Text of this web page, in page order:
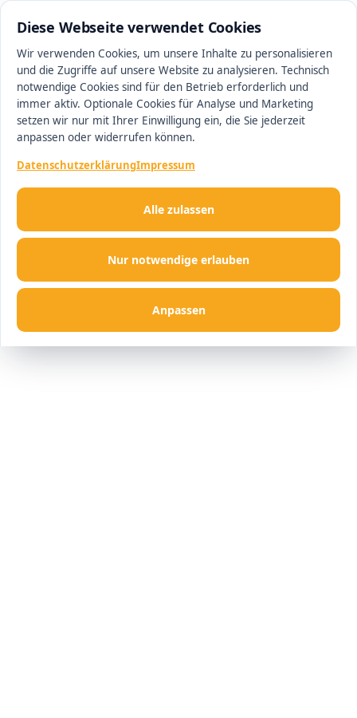
Diese Webseite verwendet Cookies
Wir verwenden Cookies, um unsere Inhalte zu personalisieren
und die Zugriffe auf unsere Website zu analysieren. Technisch
notwendige Cookies sind für den Betrieb erforderlich und
immer aktiv. Optionale Cookies für Analyse und Marketing
setzen wir nur mit Ihrer Einwilligung ein, die Sie jederzeit
anpassen oder widerrufen können.
DatenschutzerklärungImpressum
Nur notwendige erlauben
Anpassen
Alle zulassen